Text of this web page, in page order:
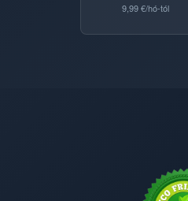
9,99 €/hó-tól